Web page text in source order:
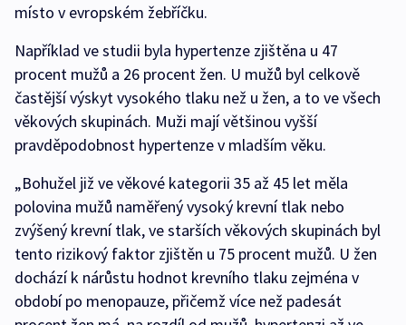
místo v evropském žebříčku.
Například ve studii byla hypertenze zjištěna u 47
procent mužů a 26 procent žen. U mužů byl celkově
častější výskyt vysokého tlaku než u žen, a to ve všech
věkových skupinách. Muži mají většinou vyšší
pravděpodobnost hypertenze v mladším věku.
„Bohužel již ve věkové kategorii 35 až 45 let měla
polovina mužů naměřený vysoký krevní tlak nebo
zvýšený krevní tlak, ve starších věkových skupinách byl
tento rizikový faktor zjištěn u 75 procent mužů. U žen
dochází k nárůstu hodnot krevního tlaku zejména v
období po menopauze, přičemž více než padesát